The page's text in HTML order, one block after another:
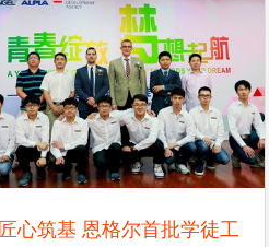
匠心筑基 恩格尔首批学徒工